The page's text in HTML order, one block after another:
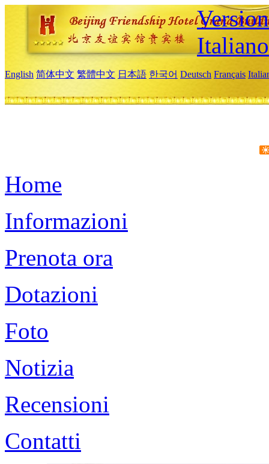
Italiano
English 简体中文 繁體中文 日本語 한국어 Deutsch Français
Home
Informazioni
Prenota ora
Dotazioni
Foto
Notizia
Recensioni
Contatti